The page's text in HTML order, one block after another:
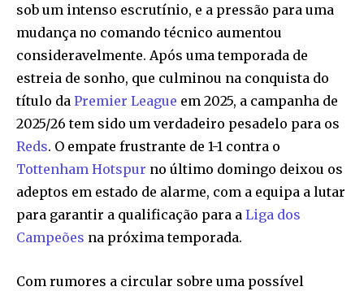
sob um intenso escrutínio, e a pressão para uma
mudança no comando técnico aumentou
consideravelmente. Após uma temporada de
estreia de sonho, que culminou na conquista do
título da Premier League em 2025, a campanha de
2025/26 tem sido um verdadeiro pesadelo para os
Reds. O empate frustrante de 1-1 contra o
Tottenham Hotspur no último domingo deixou os
adeptos em estado de alarme, com a equipa a lutar
para garantir a qualificação para a Liga dos
Campeões na próxima temporada.
Com rumores a circular sobre uma possível